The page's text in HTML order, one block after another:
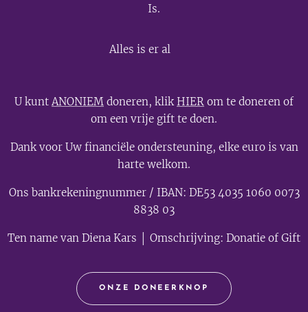
Is.
Alles is er al
U kuntANONIEM doneren, klikHIER om te doneren of
om een vrije gift te doen.
Dank voor Uw financiële ondersteuning, elke euro is van
harte welkom.
Ons bankrekeningnummer / IBAN: DE53 4035 1060 0073
8838 03
Ten name van Diena Kars │ Omschrijving: Donatie of Gift
ONZE DONEERKNOP